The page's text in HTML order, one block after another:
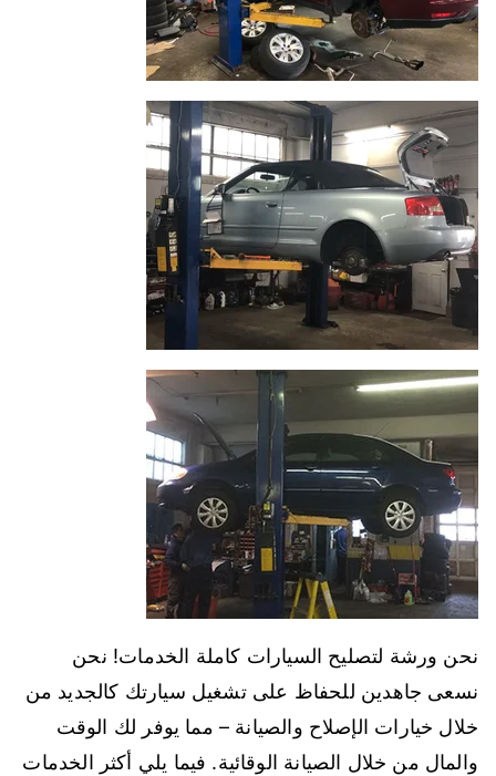
نحن ورشة لتصليح السيارات كاملة الخدمات! نحن
نسعى جاهدين للحفاظ على تشغيل سيارتك كالجديد من
خلال خيارات الإصلاح والصيانة – مما يوفر لك الوقت
والمال من خلال الصيانة الوقائية. فيما يلي أكثر الخدمات